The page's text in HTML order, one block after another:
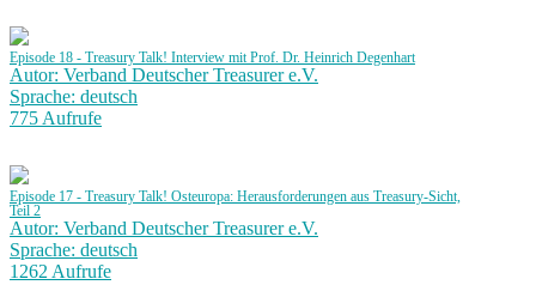
Episode 18 - Treasury Talk! Interview mit Prof. Dr. Heinrich Degenhart
Autor: Verband Deutscher Treasurer e.V.
Sprache: deutsch
775 Aufrufe
Episode 17 - Treasury Talk! Osteuropa: Herausforderungen aus Treasury-Sicht,
Teil 2
Autor: Verband Deutscher Treasurer e.V.
Sprache: deutsch
1262 Aufrufe